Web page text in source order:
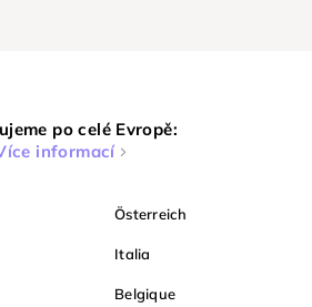
po celé Evropě:
informací
Österreich
Italia
Belgique